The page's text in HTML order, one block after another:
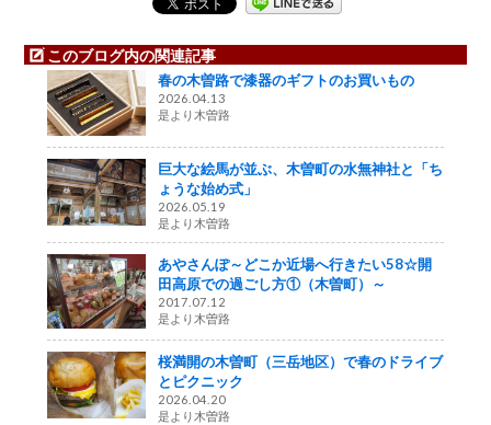
このブログ内の関連記事
春の木曽路で漆器のギフトのお買いもの
2026.04.13
是より木曽路
巨大な絵馬が並ぶ、木曽町の水無神社と「ち
ょうな始め式」
2026.05.19
是より木曽路
あやさんぽ～どこか近場へ行きたい58☆開
田高原での過ごし方①（木曽町）～
2017.07.12
是より木曽路
桜満開の木曽町（三岳地区）で春のドライブ
とピクニック
2026.04.20
是より木曽路